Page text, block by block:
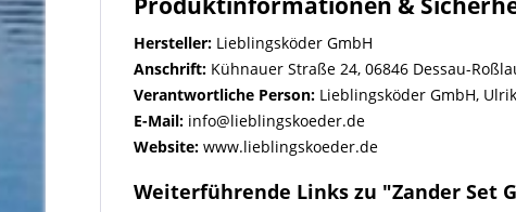
Hersteller: Lieblingsköder GmbH
Anschrift: Kühnauer Straße 24, 06846 Dessau-
Verantwortliche Person: Lieblingsköder GmbH,
E-Mail: info@lieblingskoeder.de
Website: www.lieblingskoeder.de
Weiterführende Links zu "Zander Set